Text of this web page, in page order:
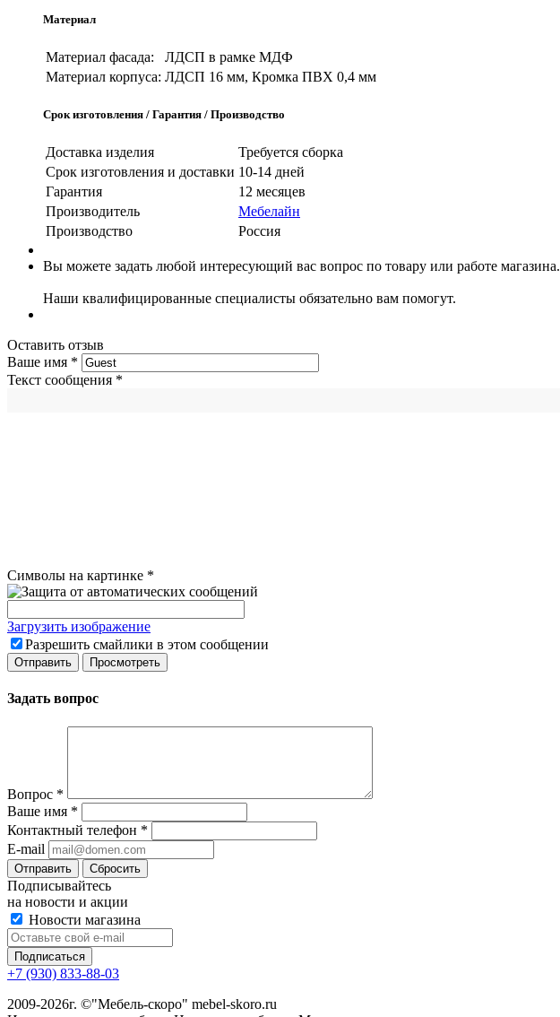
Материал
Материал фасада:
ЛДСП в рамке МДФ
Материал корпуса: ЛДСП 16 мм, Кромка ПВХ 0,4 мм
Срок изготовления / Гарантия / Производство
Доставка изделия
Требуется сборка
Срок изготовления и доставки 10-14 дней
Гарантия
12 месяцев
Производитель
Мебелайн
Производство
Россия
Вы можете задать любой интересующий вас вопрос по товару или работе магазина.
Наши квалифицированные специалисты обязательно вам помогут.
Оставить отзыв
Ваше имя *
Текст сообщения *
Символы на картинке *
Загрузить изображение
Разрешить смайлики в этом сообщении
Задать вопрос
Вопрос *
Ваше имя *
Контактный телефон *
E-mail
Сбросить
Подписывайтесь
на новости и акции
Новости магазина
+7 (930) 833-88-03
2009-2026г. ©"Мебель-скоро" mebel-skoro.ru